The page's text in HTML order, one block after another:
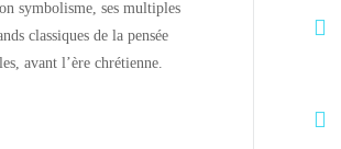
symbolisme, ses multiples
classiques de la pensée
avant l’ère chrétienne.